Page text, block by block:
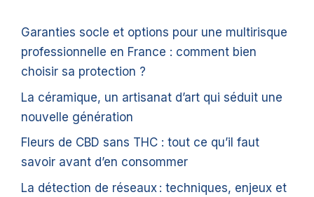
Garanties socle et options pour une multirisque
professionnelle en France : comment bien
choisir sa protection ?
La céramique, un artisanat d’art qui séduit une
nouvelle génération
Fleurs de CBD sans THC : tout ce qu’il faut
savoir avant d’en consommer
La détection de réseaux : techniques, enjeux et